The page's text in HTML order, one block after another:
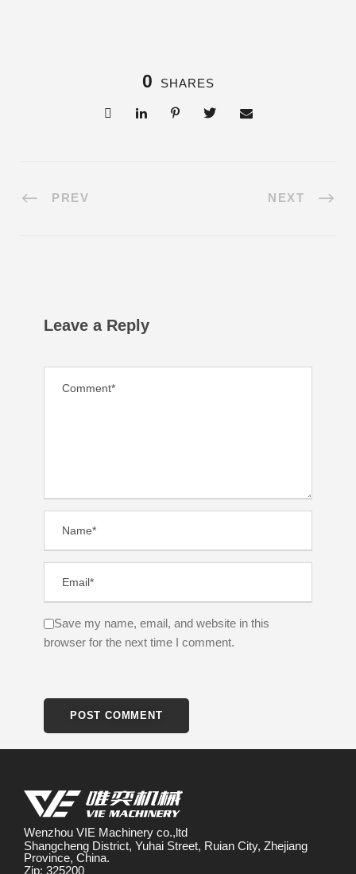
0 SHARES
PREV NEXT
Leave a Reply
Save my name, email, and website in this
browser for the next time I comment.
Wenzhou VIE Machinery co.,ltd
Shangcheng District, Yuhai Street, Ruian City, Zhejiang
Province, China.
Zip: 325200